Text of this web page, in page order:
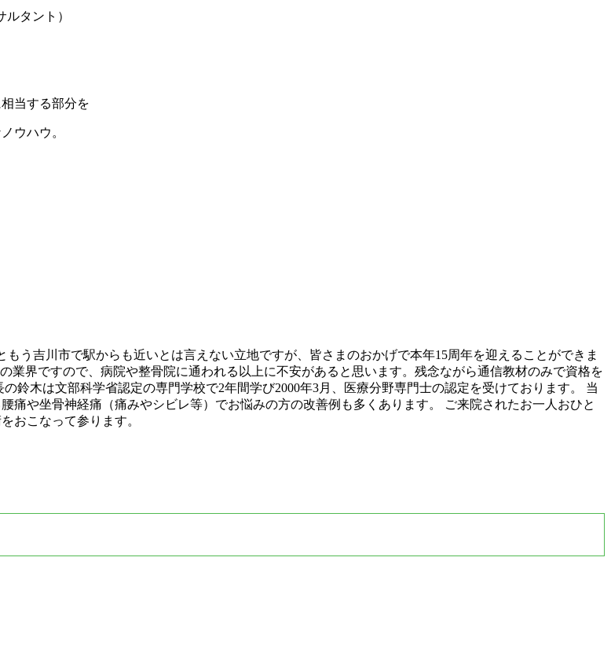
タント）
当する部分を
ウハウ。
う吉川市で駅からも近いとは言えない立地ですが、皆さまのおかげで本年15周年を迎えることができま
業界ですので、病院や整骨院に通われる以上に不安があると思います。残念ながら通信教材のみで資格を
鈴木は文部科学省認定の専門学校で2年間学び2000年3月、医療分野専門士の認定を受けております。 当
痛や坐骨神経痛（痛みやシビレ等）でお悩みの方の改善例も多くあります。 ご来院されたお一人おひと
おこなって参ります。